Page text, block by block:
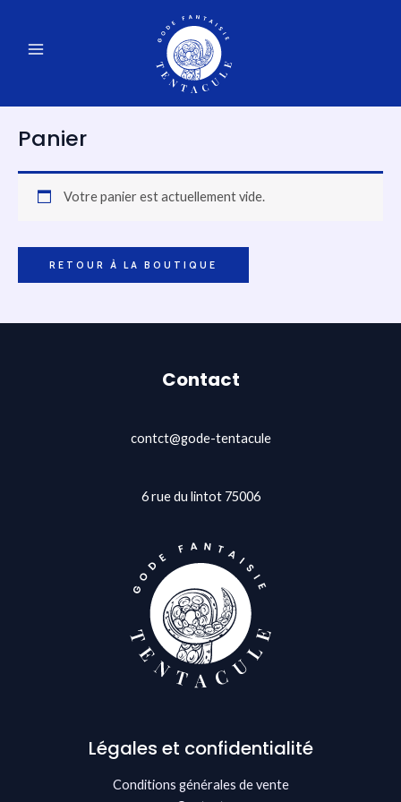
contenu
MAIN
Panier
Votre panier est actuellement vide.
RETOUR À LA BOUTIQUE
Contact
contct@gode-tentacule
6 rue du lintot 75006
Légales et confidentialité
Conditions générales de vente